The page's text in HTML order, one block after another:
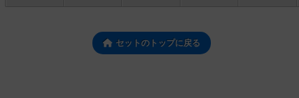
セットのトップに戻る